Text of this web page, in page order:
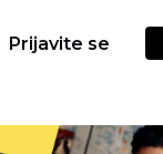
Prijavite se